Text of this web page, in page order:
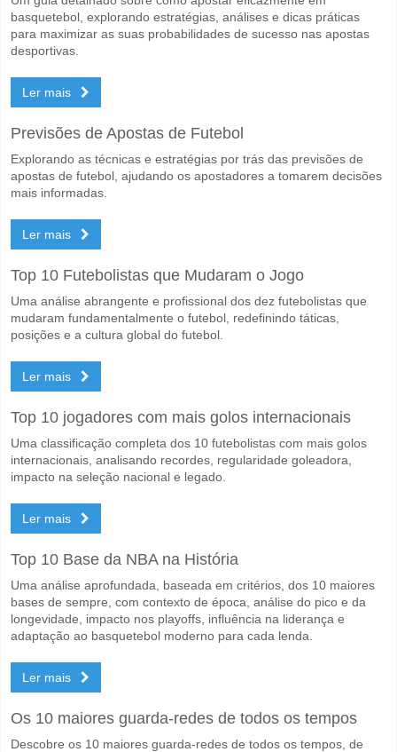
Quem é o time favorito para vencer entre Rhode
Rhode Island para o Vencedor do jogo, com a probabilidade de 45%
Sim para Ambas as Equipas Marcam, com a percentagem de 55%.
Qual é a previsão de resultado correcto para Rhode
No lado arriscado, pode tentar o Resultado Correto de 2-1 que tem a
basquetebol, explorando estratégias, análises e dicas práticas
para maximizar as suas probabilidades de sucesso nas apostas
desportivas.
Ler mais
Previsões de Apostas de Futebol
Explorando as técnicas e estratégias por trás das previsões de
apostas de futebol, ajudando os apostadores a tomarem decisões
mais informadas.
Ler mais
Top 10 Futebolistas que Mudaram o Jogo
Uma análise abrangente e profissional dos dez futebolistas que
mudaram fundamentalmente o futebol, redefinindo táticas,
posições e a cultura global do futebol.
Ler mais
Top 10 jogadores com mais golos internacionais
Uma classificação completa dos 10 futebolistas com mais golos
internacionais, analisando recordes, regularidade goleadora,
impacto na seleção nacional e legado.
Ler mais
Top 10 Base da NBA na História
Uma análise aprofundada, baseada em critérios, dos 10 maiores
bases de sempre, com contexto de época, análise do pico e da
longevidade, impacto nos playoffs, influência na liderança e
adaptação ao basquetebol moderno para cada lenda.
Ler mais
Os 10 maiores guarda-redes de todos os tempos
Descobre os 10 maiores guarda-redes de todos os tempos, de